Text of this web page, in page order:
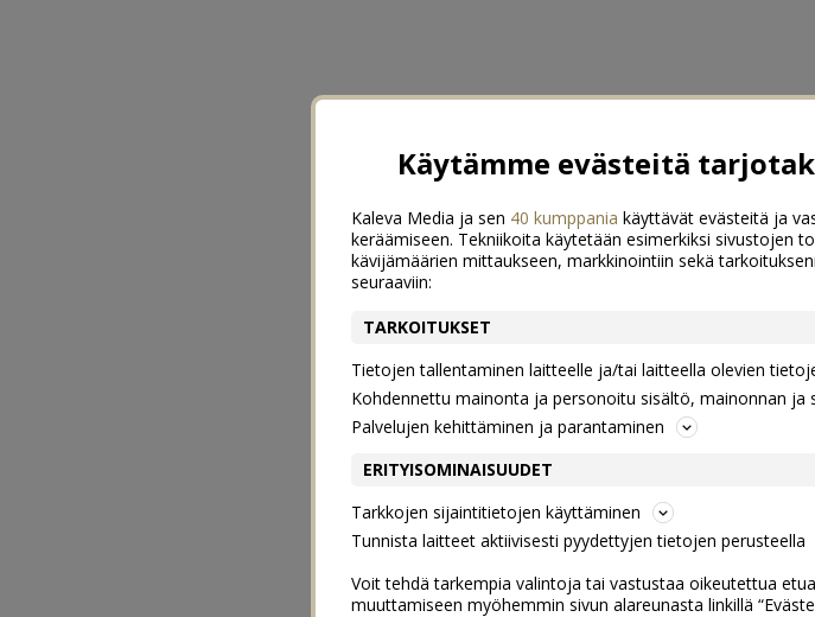
Käytämme evästeitä
Kaleva Media ja sen 40 kumppania käyttävät evästeitä ja
keräämiseen. Tekniikoita käytetään esimerkiksi sivustojen
kävijämäärien mittaukseen, markkinointiin sekä
seuraaviin:
TARKOITUKSET
Tietojen tallentaminen laitteelle ja/tai laitteella olevien
Kohdennettu mainonta ja personoitu sisältö, mainonnan ja
Palvelujen kehittäminen ja parantaminen
ERITYISOMINAISUUDET
Tarkkojen sijaintitietojen käyttäminen
Tunnista laitteet aktiivisesti pyydettyjen tietojen perusteella
Voit tehdä tarkempia valintoja tai vastustaa oikeutettua
muuttamiseen myöhemmin sivun alareunasta linkillä